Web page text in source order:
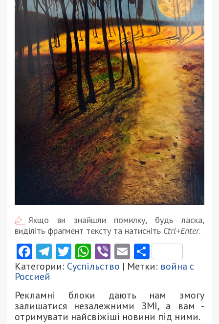
Якщо ви знайшли помилку, будь ласка,
виділіть фрагмент тексту та натисніть Ctrl+Enter.
Facebook
Telegram
Twitter
WhatsApp
ViberEmail
Категории: Суспільство | Метки: война с
Россией
Рекламні блоки дають нам змогу
залишатися незалежними ЗМІ, а вам -
отримувати найсвіжіші новини під ними.